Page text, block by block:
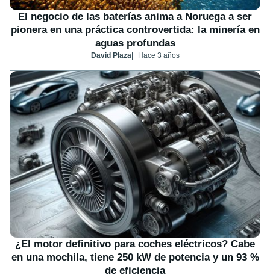
El negocio de las baterías anima a Noruega a ser
pionera en una práctica controvertida: la minería en
aguas profundas
David Plaza Hace 3 años
¿El motor definitivo para coches eléctricos? Cabe
en una mochila, tiene 250 kW de potencia y un 93 %
de eficiencia